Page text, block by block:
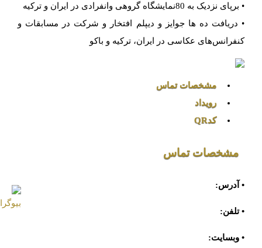
• برپای نزدیک به 80نمایشگاه گروهی وانفرادی در ایران و ترکیه
• دریافت ده ها جوایز و دیپلم افتخار و شرکت در مسابقات و
کنفرانس‌های عکاسی در ایران، ترکیه و باکو
مشخصات تماس
رویداد
کدQR
مشخصات تماس
• آدرس:
• تلفن:
• وبسایت: